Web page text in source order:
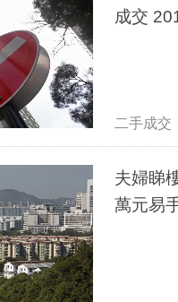
成
二手成交
夫婦睇樓2年成功
萬元易